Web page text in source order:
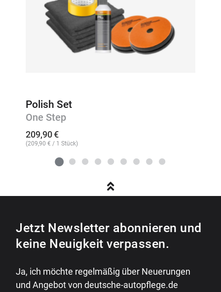
Polish Set
One Step
209,90€
(209,90 € / 1 Stück)
Jetzt Newsletter abonnieren und
keine Neuigkeit verpassen.
Ja, ich möchte regelmäßig über Neuerungen
und Angebot von deutsche-autopflege.de